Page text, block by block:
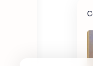
Consentement
Nous utilisons des
le trafic,